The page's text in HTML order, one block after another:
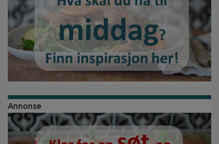
Annonse